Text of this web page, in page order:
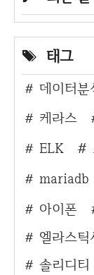
태그
데이터분
케라스
ELK
mariadb
아이폰
엘라스틱
솔리디티